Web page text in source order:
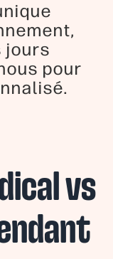
jours
pour
vs